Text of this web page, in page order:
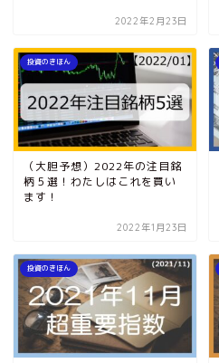
2022年2月23日
投資のきほん
（大胆予想）2022年の注目銘
柄５選！わたしはこれを買い
ます！
2022年1月23日
投資のきほん